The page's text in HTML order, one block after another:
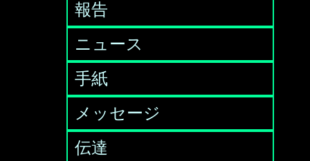
報告
ニュース
手紙
メッセージ
伝達